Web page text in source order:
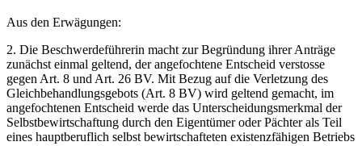
Aus den Erwägungen:
2. Die Beschwerdeführerin macht zur Begründung ihrer Anträge
zunächst einmal geltend, der angefochtene Entscheid verstosse
gegen Art. 8 und Art. 26 BV. Mit Bezug auf die Verletzung des
Gleichbehandlungsgebots (Art. 8 BV) wird geltend gemacht, im
angefochtenen Entscheid werde das Unterscheidungsmerkmal der
Selbstbewirtschaftung durch den Eigentümer oder Pächter als Teil
eines hauptberuflich selbst bewirtschafteten existenzfähigen Betriebs